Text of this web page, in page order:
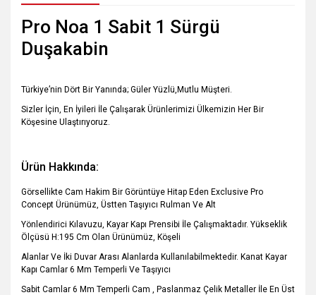
Pro Noa 1 Sabit 1 Sürgü
Duşakabin
Türkiye’nin Dört Bir Yanında; Güler Yüzlü,Mutlu Müşteri.
Sizler İçin, En İyileri İle Çalışarak Ürünlerimizi Ülkemizin Her Bir
Köşesine Ulaştırıyoruz.
Ürün Hakkında:
Görsellikte Cam Hakim Bir Görüntüye Hitap Eden Exclusive Pro
Concept Ürünümüz, Üstten Taşıyıcı Rulman Ve Alt
Yönlendirici Kılavuzu, Kayar Kapı Prensibi İle Çalışmaktadır. Yükseklik
Ölçüsü H:195 Cm Olan Ürünümüz, Köşeli
Alanlar Ve İki Duvar Arası Alanlarda Kullanılabilmektedir. Kanat Kayar
Kapı Camlar 6 Mm Temperli Ve Taşıyıcı
Sabit Camlar 6 Mm Temperli Cam , Paslanmaz Çelik Metaller İle En Üst